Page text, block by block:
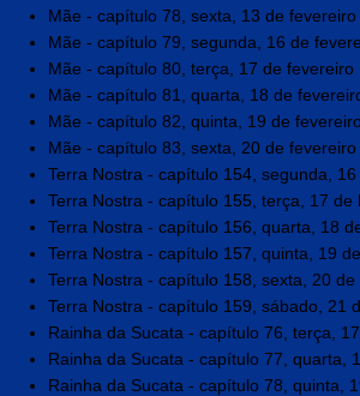
Mãe - capítulo 78, sexta, 13 de fevereiro
Mãe - capítulo 79, segunda, 16 de
Mãe - capítulo 80, terça, 17 de fevereiro
Mãe - capítulo 81, quarta, 18 de
Mãe - capítulo 82, quinta, 19 de
Mãe - capítulo 83, sexta, 20 de fevereiro
Terra Nostra - capítulo 154, segunda,
Terra Nostra - capítulo 155, terça, 17 de
Terra Nostra - capítulo 156, quarta, 18
Terra Nostra - capítulo 157, quinta, 19
Terra Nostra - capítulo 158, sexta, 20
Terra Nostra - capítulo 159, sábado, 21
Rainha da Sucata - capítulo 76, terça, 17
Rainha da Sucata - capítulo 77, quarta,
Rainha da Sucata - capítulo 78, quinta,